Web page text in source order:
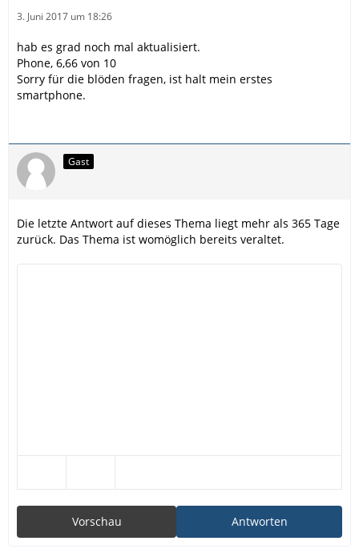
3. Juni 2017 um 18:26
hab es grad noch mal aktualisiert.
Phone, 6,66 von 10
Sorry für die blöden fragen, ist halt mein erstes
smartphone.
Gast
Die letzte Antwort auf dieses Thema liegt mehr als 365 Tage
zurück. Das Thema ist womöglich bereits veraltet.
Antworten
Vorschau